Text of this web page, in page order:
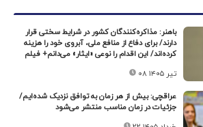
باهنر: مذاکره‌کنندگان کشور در شرایط سختی قرار
دارند/ برای دفاع از منافع ملی، آبروی خود را هزینه
کرده‌اند/ این اقدام را نوعی «ایثار» می‌دانم+ فیلم
۰۸ تیر ۱۴۰۵
عراقچی: بیش از هر زمان به توافق نزدیک شده‌ایم/
جزئیات در زمان مناسب منتشر می‌شود